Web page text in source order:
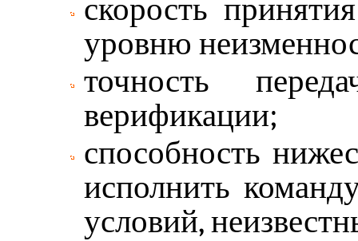
скорость
уровню
точность
верификации;
способность
исполнить
условий,